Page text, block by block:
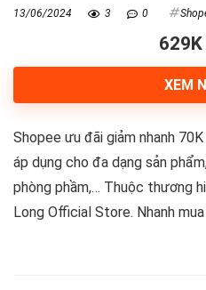
13/06/2024 3 0
629K
XEM
Shopee ưu đãi giảm nhanh
áp dụng cho đa dạng sản
phòng phầm,… Thuộc thương
Long Official Store. Nhanh